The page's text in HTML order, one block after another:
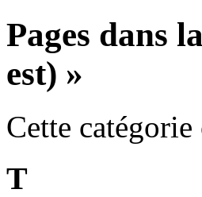
Pages dans
est) »
Cette
T